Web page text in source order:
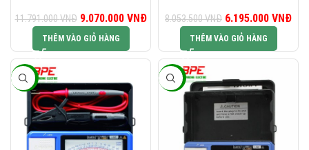
11.791.000VNĐ Giá gốc là: 11.791.000 VNĐ.
9.070.000 VNĐGiá hiện tại là: 9.070.000 VNĐ.
THÊM VÀO GIỎ HÀNG
8.053.500VNĐ
Giá gốc là:
8.053.500 VNĐ.
6.195.000 VNĐ
THÊM VÀO GIỎ HÀNG
-23% -23%